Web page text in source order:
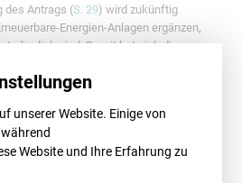
des Antrags (S. 29) wird zukünftig
Energien-Anlagen ergänzen,
sind. Damit hat sich die
Zusammenhang
nicht ausdrücklich. Vielmehr wird
sich an den etablierten Grundsätzen
des Nr. 6 und 9 orientieren kann.
Zusammenhangs
unserer Website. Einige von
Website und Ihre Erfahrung zu